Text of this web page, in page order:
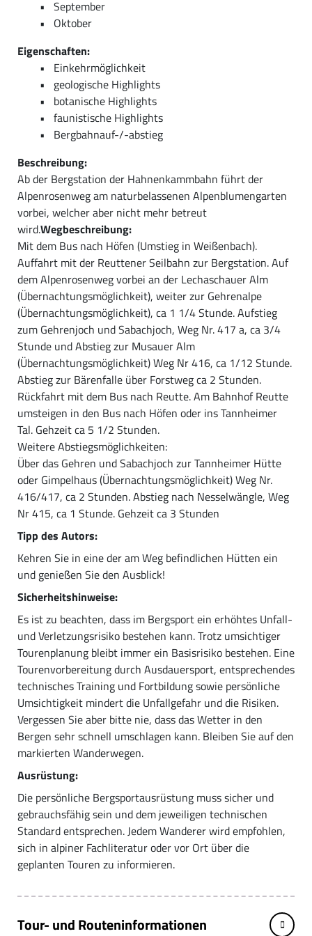
September
Oktober
Eigenschaften:
Einkehrmöglichkeit
geologische Highlights
botanische Highlights
faunistische Highlights
Bergbahnauf-/-abstieg
Beschreibung:
Ab der Bergstation der Hahnenkammbahn führt der
Alpenrosenweg am naturbelassenen Alpenblumengarten
vorbei, welcher aber nicht mehr betreut
wird.Wegbeschreibung:
Mit dem Bus nach Höfen (Umstieg in Weißenbach).
Auffahrt mit der Reuttener Seilbahn zur Bergstation. Auf
dem Alpenrosenweg vorbei an der Lechaschauer Alm
(Übernachtungsmöglichkeit), weiter zur Gehrenalpe
(Übernachtungsmöglichkeit), ca 1 1/4 Stunde. Aufstieg
zum Gehrenjoch und Sabachjoch, Weg Nr. 417 a, ca 3/4
Stunde und Abstieg zur Musauer Alm
(Übernachtungsmöglichkeit) Weg Nr 416, ca 1/12 Stunde.
Abstieg zur Bärenfalle über Forstweg ca 2 Stunden.
Rückfahrt mit dem Bus nach Reutte. Am Bahnhof Reutte
umsteigen in den Bus nach Höfen oder ins Tannheimer
Tal. Gehzeit ca 5 1/2 Stunden.
Weitere Abstiegsmöglichkeiten:
Über das Gehren und Sabachjoch zur Tannheimer Hütte
oder Gimpelhaus (Übernachtungsmöglichkeit) Weg Nr.
416/417, ca 2 Stunden. Abstieg nach Nesselwängle, Weg
Nr 415, ca 1 Stunde. Gehzeit ca 3 Stunden
Tipp des Autors:
Kehren Sie in eine der am Weg befindlichen Hütten ein
und genießen Sie den Ausblick!
Sicherheitshinweise:
Es ist zu beachten, dass im Bergsport ein erhöhtes Unfall-
und Verletzungsrisiko bestehen kann. Trotz umsichtiger
Tourenplanung bleibt immer ein Basisrisiko bestehen. Eine
Tourenvorbereitung durch Ausdauersport, entsprechendes
technisches Training und Fortbildung sowie persönliche
Umsichtigkeit mindert die Unfallgefahr und die Risiken.
Vergessen Sie aber bitte nie, dass das Wetter in den
Bergen sehr schnell umschlagen kann. Bleiben Sie auf den
markierten Wanderwegen.
Ausrüstung:
Die persönliche Bergsportausrüstung muss sicher und
gebrauchsfähig sein und dem jeweiligen technischen
Standard entsprechen. Jedem Wanderer wird empfohlen,
sich in alpiner Fachliteratur oder vor Ort über die
geplanten Touren zu informieren.
Tour- und Routeninformationen